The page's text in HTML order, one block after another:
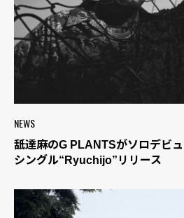
NEWS
舐達麻のG PLANTSがソロデビ
シングル“Ryuchijo”リリース